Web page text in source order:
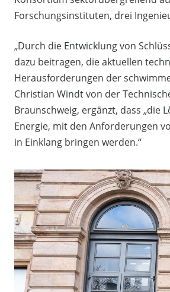
Forschungsinstituten, drei
„Durch die Entwicklung von
dazu beitragen, die aktuellen
Herausforderungen der
Christian Windt von der
Braunschweig, ergänzt, dass „die
Energie, mit den Anforderungen
in Einklang bringen werden.“